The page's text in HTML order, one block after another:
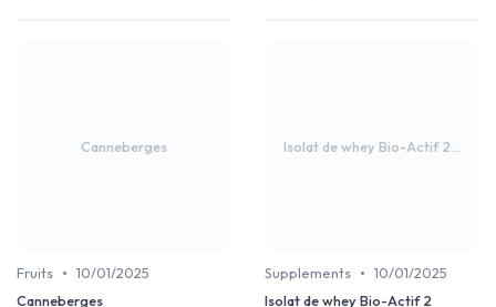
Canneberges
Fruits • 10/01/2025
Canneberges
Isolat de whey Bio-Actif 2...
Supplements • 10/01/2025
Isolat de whey Bio-Actif 2